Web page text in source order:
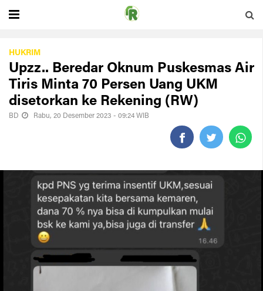
HUKRIM
Upzz.. Beredar Oknum Puskesmas Air
Tiris Minta 70 Persen Uang UKM
disetorkan ke Rekening (RW)
BD Rabu, 20 Desember 2023 - 09:24 WIB